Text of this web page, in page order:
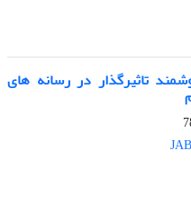
تاثیرگذار در رسانه های